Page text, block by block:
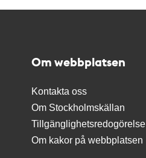
Om webbplatsen
Kontakta oss
Om Stockholmskällan
Tillgänglighetsredogörelse
Om kakor på webbplatsen